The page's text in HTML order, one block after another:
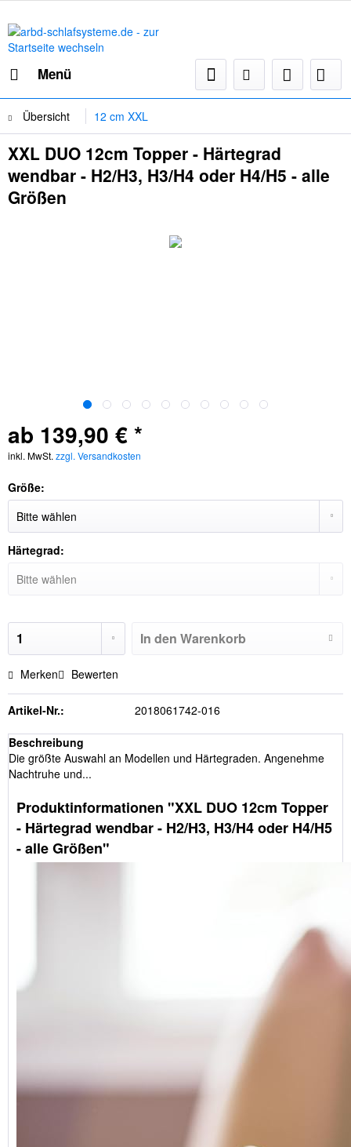
Menü
Übersicht 12 cm XXL
XXL DUO 12cm Topper - Härtegrad
wendbar - H2/H3, H3/H4 oder H4/H5 - alle
Größen
ab 139,90 € *
inkl. MwSt. zzgl. Versandkosten
Größe:
Härtegrad:
In den Warenkorb
Merken Bewerten
Artikel-Nr.: 2018061742-016
Beschreibung
Die größte Auswahl an Modellen und Härtegraden. Angenehme
Nachtruhe und...
Produktinformationen "XXL DUO 12cm Topper
- Härtegrad wendbar - H2/H3, H3/H4 oder H4/H5
- alle Größen"